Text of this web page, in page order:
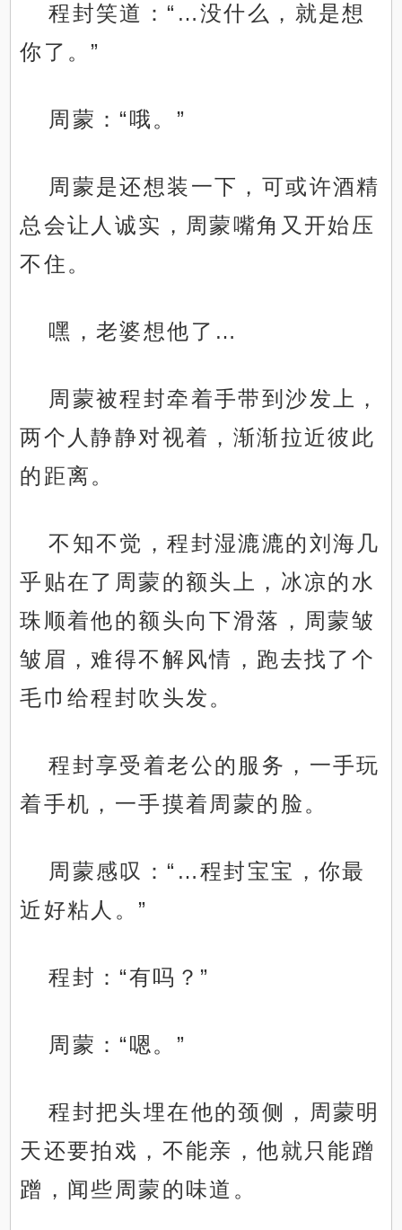
程封笑道：“…没什么，就是想
你了。”
周蒙：“哦。”
周蒙是还想装一下，可或许酒精
总会让人诚实，周蒙嘴角又开始压
不住。
嘿，老婆想他了…
周蒙被程封牵着手带到沙发上，
两个人静静对视着，渐渐拉近彼此
的距离。
不知不觉，程封湿漉漉的刘海几
乎贴在了周蒙的额头上，冰凉的水
珠顺着他的额头向下滑落，周蒙皱
皱眉，难得不解风情，跑去找了个
毛巾给程封吹头发。
程封享受着老公的服务，一手玩
着手机，一手摸着周蒙的脸。
周蒙感叹：“…程封宝宝，你最
近好粘人。”
程封：“有吗？”
周蒙：“嗯。”
程封把头埋在他的颈侧，周蒙明
天还要拍戏，不能亲，他就只能蹭
蹭，闻些周蒙的味道。